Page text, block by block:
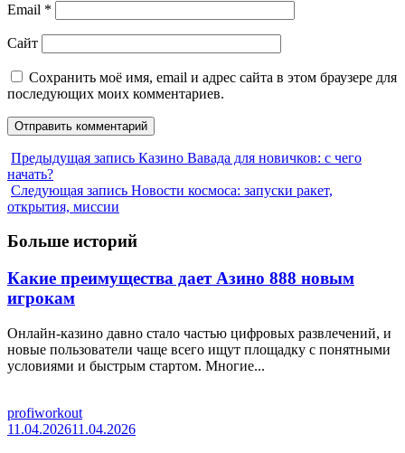
Email *
Сайт
Сохранить моё имя, email и адрес сайта в этом браузере для
последующих моих комментариев.
Предыдущая запись Казино Вавада для новичков: с чего
начать?
Следующая запись Новости космоса: запуски ракет,
открытия, миссии
Больше историй
Какие преимущества дает Азино 888 новым
игрокам
Онлайн-казино давно стало частью цифровых развлечений, и
новые пользователи чаще всего ищут площадку с понятными
условиями и быстрым стартом. Многие...
profiworkout
11.04.202611.04.2026